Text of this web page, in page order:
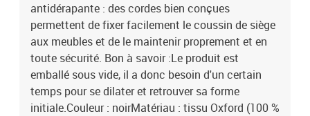
antidérapante : des cordes bien conçues
permettent de fixer facilement le coussin de siège
aux meubles et de le maintenir proprement et en
toute sécurité. Bon à savoir :Le produit est
emballé sous vide, il a donc besoin d'un certain
temps pour se dilater et retrouver sa forme
initiale.Couleur : noirMatériau : tissu Oxford (100 %